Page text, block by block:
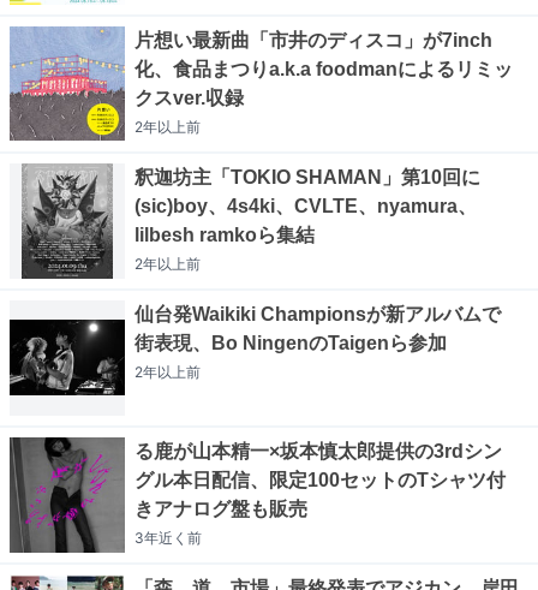
片想い最新曲「市井のディスコ」が7inch
化、食品まつりa.k.a foodmanによるリミッ
クスver.収録
2年以上前
釈迦坊主「TOKIO SHAMAN」第10回に
(sic)boy、4s4ki、CVLTE、nyamura、
lilbesh ramkoら集結
2年以上前
仙台発Waikiki Championsが新アルバムで
街表現、Bo NingenのTaigenら参加
2年以上前
る鹿が山本精一×坂本慎太郎提供の3rdシン
グル本日配信、限定100セットのTシャツ付
きアナログ盤も販売
3年近く 前